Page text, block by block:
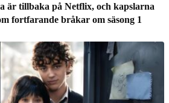
är tillbaka på Netflix, och kapslarna
fortfarande bråkar om säsong 1